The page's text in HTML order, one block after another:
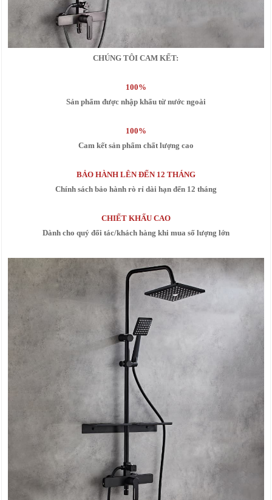
CHÚNG TÔI CAM KẾT:
100%
Sản phẩm được nhập khẩu từ nước ngoài
100%
Cam kết sản phẩm chất lượng cao
BẢO HÀNH LÊN ĐẾN 12 THÁNG
Chính sách bảo hành rò rỉ dài hạn đến 12 tháng
CHIẾT KHẤU CAO
Dành cho quý đối tác/khách hàng khi mua số lượng lớn